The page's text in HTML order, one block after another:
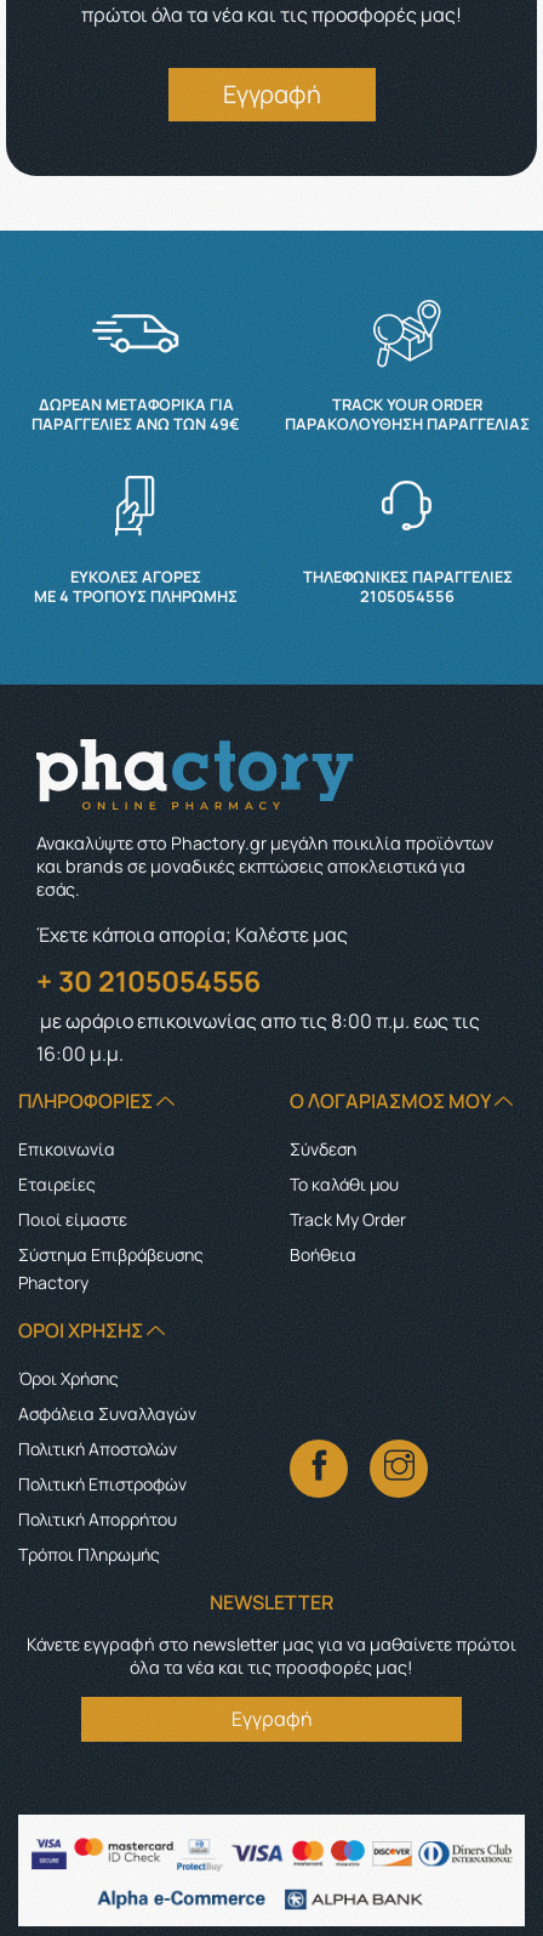
πρώτοι όλα τα νέα και τις προσφορές μας!
Εγγραφή
ΔΩΡΕΆΝ ΜΕΤΑΦΟΡΙΚΆ ΓΙΑ
ΠΑΡΑΓΓΕΛΊΕΣ ΆΝΩ ΤΩΝ 49€
TRACK YOUR ORDER
ΠΑΡΑΚΟΛΟΎΘΗΣΗ ΠΑΡΑΓΓΕΛΊΑΣ
ΕΥΚΟΛΕΣ ΑΓΟΡΕΣ
ΜΕ 4 ΤΡΌΠΟΥΣ ΠΛΗΡΩΜΉΣ
ΤΗΛΕΦΩΝΙΚΕΣ ΠΑΡΑΓΓΕΛΙΕΣ
2105054556
Ανακαλύψτε στο Phactory.gr μεγάλη ποικιλία προϊόντων
και brands σε μοναδικές εκπτώσεις αποκλειστικά για
εσάς.
Έχετε κάποια απορία; Καλέστε μας
+ 30 2105054556
με ωράριο επικοινωνίαςαπο τις 8:00 π.μ. εως τις
16:00 μ.μ.
ΠΛΗΡΟΦΟΡΊΕΣ
Επικοινωνία
Εταιρείες
Ποιοί είμαστε
Σύστημα Επιβράβευσης
Phactory
Ο ΛΟΓΑΡΙΑΣΜΌΣ ΜΟΥ
Σύνδεση
Το καλάθι μου
Track My Order
Boήθεια
ΌΡΟΙ ΧΡΉΣΗΣ
Όροι Χρήσης
Ασφάλεια Συναλλαγών
Πολιτική Αποστολών
Πολιτική Επιστροφών
Πολιτική Απορρήτου
Τρόποι Πληρωμής
NEWSLETTER
Κάνετε εγγραφή στο newsletter μας για να μαθαίνετε πρώτοι
όλα τα νέα και τις προσφορές μας!
Εγγραφή